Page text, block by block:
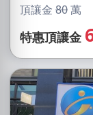
頂讓金 80萬
特惠頂讓金